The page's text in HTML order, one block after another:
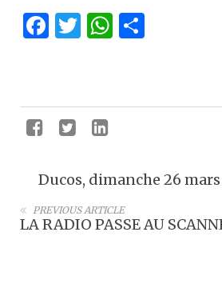
Facebook
Twitter
Ducos, dimanche 26
PREVIOUS ARTICLE
LA RADIO PASSE AU